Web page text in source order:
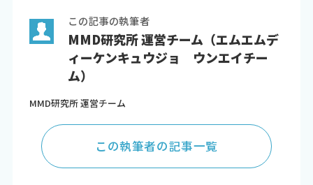
この記事の執筆者
MMD研究所 運営チーム（エムエムデ
ィーケンキュウジョ ウンエイチー
ム）
MMD研究所 運営チーム
この執筆者の記事一覧